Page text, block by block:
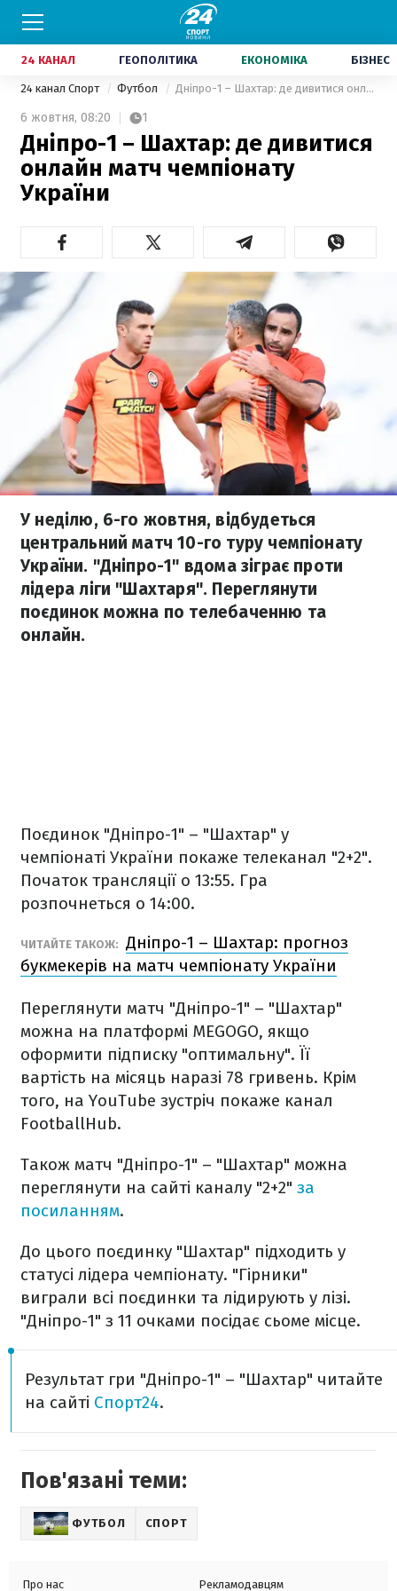
24 КАНАЛ ГЕОПОЛІТИКА ЕКОНОМІКА БІЗНЕС
24 канал Спорт Футбол Дніпро-1 – Шахтар: де дивитися онлайн матч чемпіонату України
6 жовтня, 08:20 1
Дніпро-1 – Шахтар: де дивитися
онлайн матч чемпіонату
України
У неділю, 6-го жовтня, відбудеться
центральний матч 10-го туру чемпіонату
України. "Дніпро-1" вдома зіграє проти
лідера ліги "Шахтаря". Переглянути
поєдинок можна по телебаченню та
онлайн.
Поєдинок "Дніпро-1" – "Шахтар" у
чемпіонаті України покаже телеканал "2+2".
Початок трансляції о 13:55. Гра
розпочнеться о 14:00.
ЧИТАЙТЕ ТАКОЖ: Дніпро-1 – Шахтар: прогноз
букмекерів на матч чемпіонату України
Переглянути матч "Дніпро-1" – "Шахтар"
можна на платформі MEGOGO, якщо
оформити підписку "оптимальну". Її
вартість на місяць наразі 78 гривень. Крім
того, на YouTube зустріч покаже канал
FootballHub.
Також матч "Дніпро-1" – "Шахтар" можна
переглянути на сайті каналу "2+2" за
посиланням.
До цього поєдинку "Шахтар" підходить у
статусі лідера чемпіонату. "Гірники"
виграли всі поєдинки та лідирують у лізі.
"Дніпро-1" з 11 очками посідає сьоме місце.
Результат гри "Дніпро-1" – "Шахтар" читайте
на сайті Спорт24.
Пов'язані теми:
ФУТБОЛ СПОРТ
Про нас
Рекламодавцям